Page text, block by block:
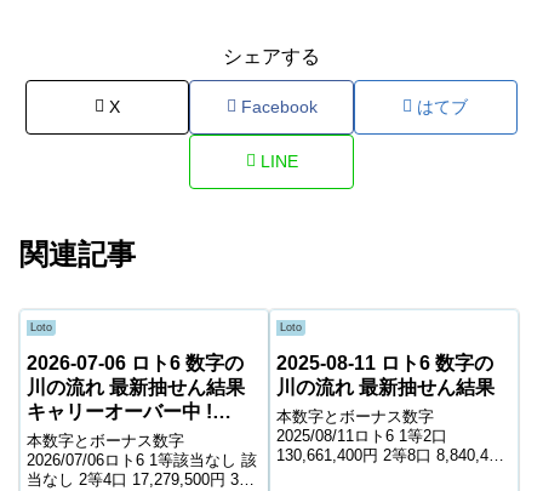
シェアする
X Facebook はてブ
LINE
関連記事
Loto
2026-07-06 ロト6 数字の
川の流れ 最新抽せん結果
キャリーオーバー中 !
230,386,799円
本数字とボーナス数字
2026/07/06ロト6 1等該当なし 該
当なし 2等4口 17,279,500円 3等
Loto
2025-08-11 ロト6 数字の
川の流れ 最新抽せん結果
本数字とボーナス数字
2025/08/11ロト6 1等2口
130,661,400円 2等8口 8,840,400